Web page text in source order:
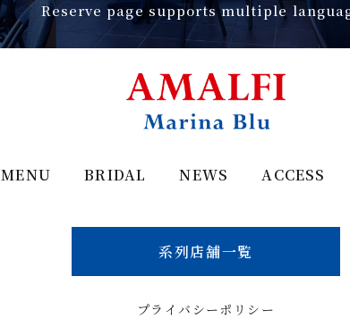
Reserve page supports multiple
MENU BRIDAL NEWS ACCESS
系列店舗一覧
プライバシーポリシー